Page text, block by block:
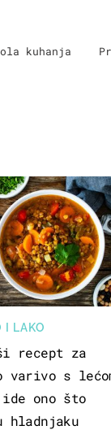
kuhanja
I LAKO
recept za
varivo s
ono što
hladnjaku